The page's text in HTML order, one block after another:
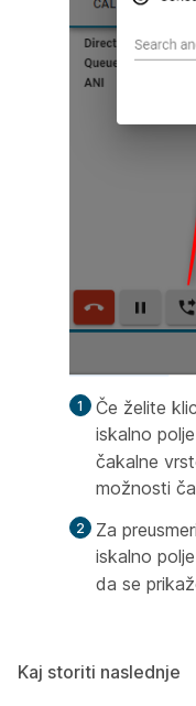
Če želite
iskalno
čakalne
možnosti
Za
iskalno
da se
Kaj storiti naslednje